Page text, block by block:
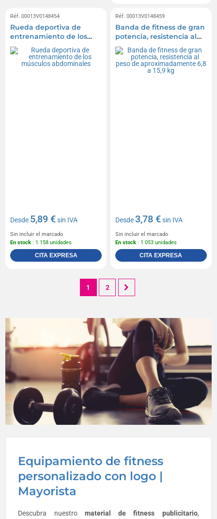
Equipamiento de fitness
personalizado con logo |
Mayorista
Descubra nuestro material de fitness publicitario,
Réf. 00013V0148454
Rueda deportiva de
entrenamiento de los
músculos abdominales
Desde 5,89 €sin IVA
Sin incluir el marcado
En stock : 1 158 unidades
CITA EXPRESA
Réf. 00013V0148459
Banda de fitness de gran
potencia, resistencia al
peso de
aproximadamente 6,8 a
15,9 kg
Desde3,78 €sin IVA
Sin incluir el marcado
En stock : 1 053 unidades
CITA EXPRESA
1 2